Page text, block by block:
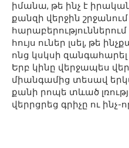
իմանա, թե ինչ է
քանզի վերջին
հույս ուներ լսել, թե
ոնց կսկսի զանգահարել
Երբ կինը վերջապես
միանգամից տեսավ
քանի րոպե տևած
վերրցրեց գրիչը ու